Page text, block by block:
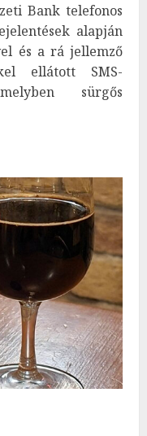
Bank telefonos
alapján
és a rá jellemző
ellátott SMS-
sürgős